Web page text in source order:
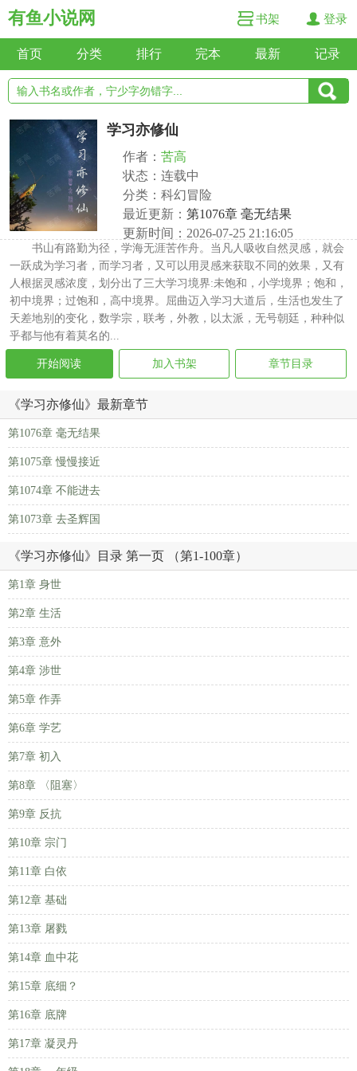
有鱼小说网 书架 登录
首页 分类 排行 完本 最新 记录
学习亦修仙
作者： 苦高
状态：连载中
分类：科幻冒险
最近更新： 第1076章 毫无结果
更新时间：2026-07-25 21:16:05
书山有路勤为径，学海无涯苦作舟。当凡人吸收自然灵感，就会
一跃成为学习者，而学习者，又可以用灵感来获取不同的效果，又有
人根据灵感浓度，划分出了三大学习境界:未饱和，小学境界；饱和，
初中境界；过饱和，高中境界。屈曲迈入学习大道后，生活也发生了
天差地别的变化，数学宗，联考，外教，以太派，无号朝廷，种种似
乎都与他有着莫名的...
开始阅读 加入书架 章节目录
《学习亦修仙》最新章节
第1076章 毫无结果
第1075章 慢慢接近
第1074章 不能进去
第1073章 去圣辉国
《学习亦修仙》目录 第一页 （第1-100章）
第1章 身世
第2章 生活
第3章 意外
第4章 涉世
第5章 作弄
第6章 学艺
第7章 初入
第8章 〈阻塞〉
第9章 反抗
第10章 宗门
第11章 白依
第12章 基础
第13章 屠戮
第14章 血中花
第15章 底细？
第16章 底牌
第17章 凝灵丹